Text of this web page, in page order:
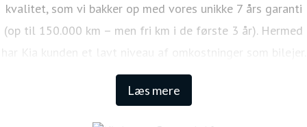
Læs mere
kvalitet, som vi bakker op med vores unikke 7 års garanti
(op til 150.000 km – men fri km i de første 3 år). Hermed
har Kia kunden et lavt niveau af omkostninger som bilejer.
Den lange garanti sikrer samtidig én af de højeste
restværdier i markedet.